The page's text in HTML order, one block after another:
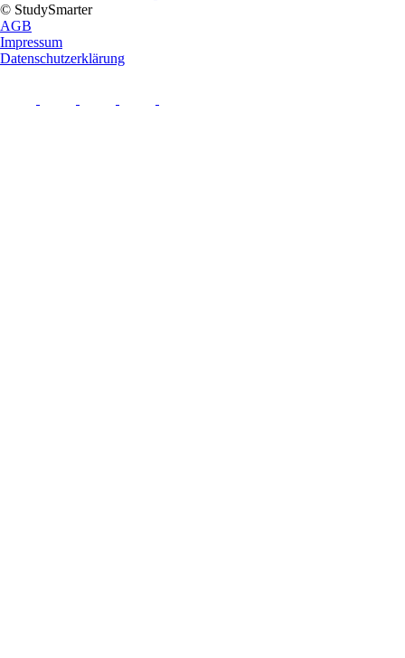
© StudySmarter
AGB
Impressum
Datenschutzerklärung